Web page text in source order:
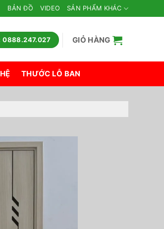
BẢN ĐỒ VIDEO SẢN PHẨM KHÁC
0888.247.027 GIỎ HÀNG
THƯỚC LỖ BAN